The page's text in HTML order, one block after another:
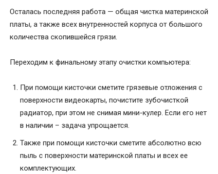
Осталась последняя работа — общая чистка материнской
платы, а также всех внутренностей корпуса от большого
количества скопившейся грязи.
Переходим к финальному этапу очистки компьютера:
При помощи кисточки сметите грязевые отложения с
поверхности видеокарты, почистите зубочисткой
радиатор, при этом не снимая мини-кулер. Если его нет
в наличии – задача упрощается.
Также при помощи кисточки сметите абсолютно всю
пыль с поверхности материнской платы и всех ее
комплектующих.